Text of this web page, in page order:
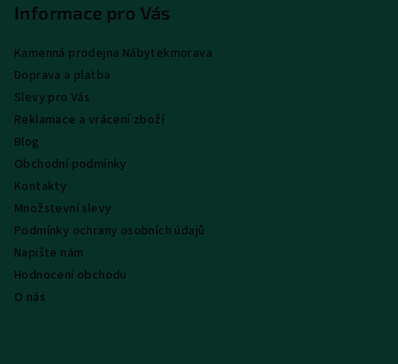
Informace pro Vás
Kamenná prodejna Nábytekmorava
Doprava a platba
Slevy pro Vás
Reklamace a vrácení zboží
Blog
Obchodní podmínky
Kontakty
Množstevní slevy
Podmínky ochrany osobních údajů
Napište nám
Hodnocení obchodu
O nás